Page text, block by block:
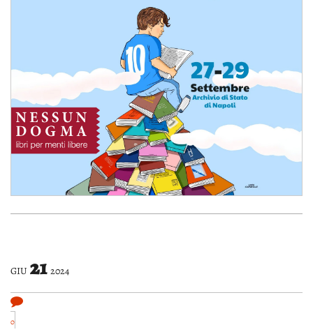
GIU 21 2024
0